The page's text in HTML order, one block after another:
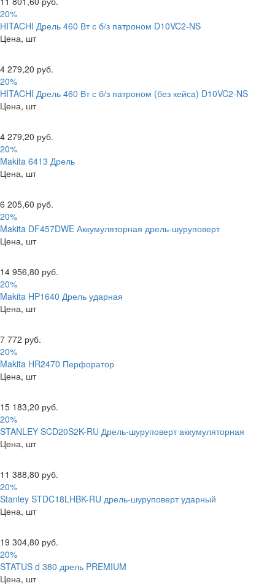
20%
HITACHI Дрель 460 Вт с б/з патроном D10VC2-NS
Цена, шт
4 279,20 руб.
20%
HITACHI Дрель 460 Вт с б/з патроном (без кейса) D10VC2-NS
Цена, шт
4 279,20 руб.
20%
Makita 6413 Дрель
Цена, шт
6 205,60 руб.
20%
Makita DF457DWE Аккумуляторная дрель-шуруповерт
Цена, шт
14 956,80 руб.
20%
Makita HP1640 Дрель ударная
Цена, шт
7 772 руб.
20%
Makita HR2470 Перфоратор
Цена, шт
15 183,20 руб.
20%
STANLEY SCD20S2K-RU Дрель-шуруповерт аккумуляторная
Цена, шт
11 388,80 руб.
20%
Stanley STDC18LHBK-RU дрель-шуруповерт ударный
Цена, шт
19 304,80 руб.
20%
STATUS d 380 дрель PREMIUM
Цена, шт